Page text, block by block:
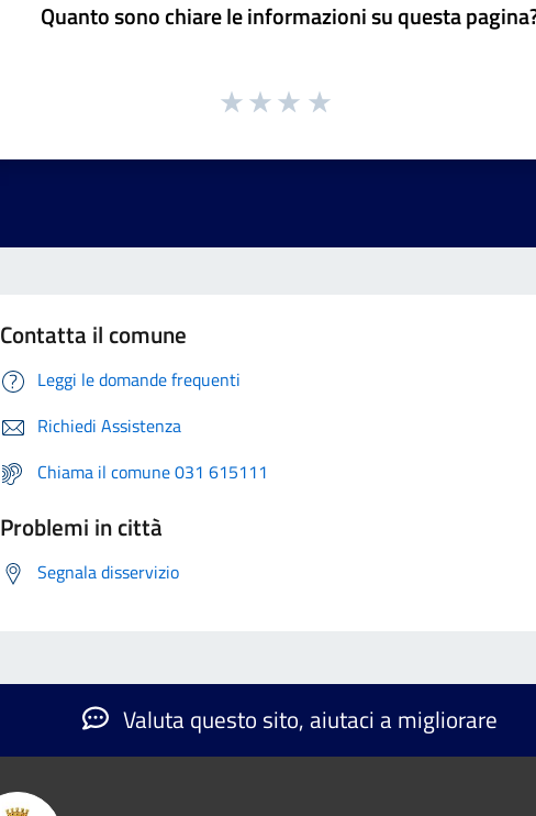
Quanto sono chiare le informazioni su questa
Contatta il comune
Leggi le domande frequenti
Richiedi Assistenza
Chiama il comune 031 615111
Problemi in città
Segnala disservizio
Valuta questo sito, aiutaci a migliorare